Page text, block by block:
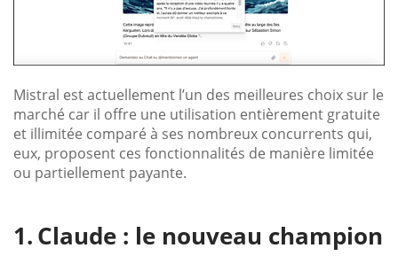
Mistral est actuellement l’un des meilleures choix sur le
marché car il offre une utilisation entièrement gratuite
et illimitée comparé à ses nombreux concurrents qui,
eux, proposent ces fonctionnalités de manière limitée
ou partiellement payante.
Claude : le nouveau champion